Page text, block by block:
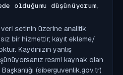
olduğumu düşünüyorum,
veri setinin üzerine analitik
bir hizmettir; kayıt ekleme/
Kaydınızın yanlış
resmi kaynak olan
(siberguvenlik.gov.tr)